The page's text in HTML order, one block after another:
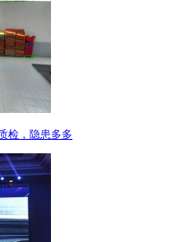
检，隐患多多